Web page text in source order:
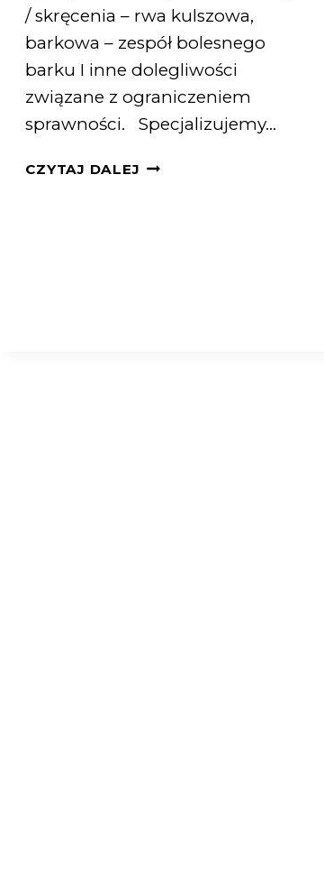
/ skręcenia – rwa kulszowa,
barkowa – zespół bolesnego
barku I inne dolegliwości
związane z ograniczeniem
sprawności. Specjalizujemy…
CZYTAJ DALEJ